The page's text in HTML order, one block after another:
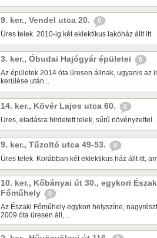
9. ker., Vendel utca 20. 0
Üres telek. 2010-ig két eklektikus lakóház állt itt.
3. ker., Óbudai Hajógyár épületei 0
Az épületek 2014 óta üresen állnak, ugyanis az
kerülése után...
14. ker., Kövér Lajos utca 60. 0
Üres, eladásra hirdetett telek, sűrű növényzettel.
9. ker., Tűzoltó utca 49-53. 0
Üres telek. Korábban két eklektikus ház állt itt,
10. ker., Kőbányai út 30., egykori
Főműhely
0
Az Északi Főműhely egykori helyszíne,
2009 óta üresen áll,...